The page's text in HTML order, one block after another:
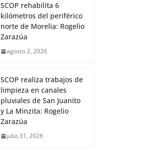
SCOP rehabilita 6
kilómetros del periférico
norte de Morelia: Rogelio
Zarazúa
agosto 2, 2026
SCOP realiza trabajos de
limpieza en canales
pluviales de San Juanito
y La Minzita: Rogelio
Zarazúa
julio 31, 2026